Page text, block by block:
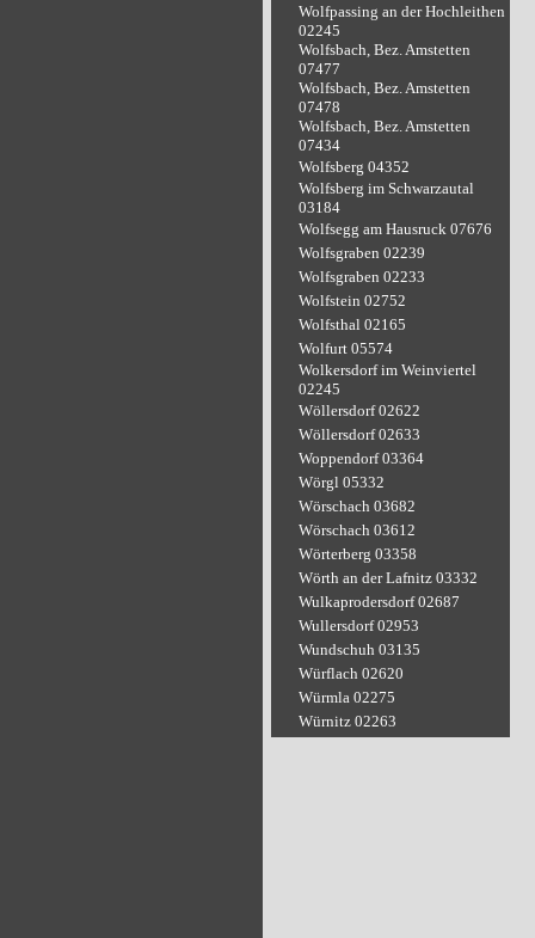
Wolfpassing an der Hochleithen
02245
Wolfsbach, Bez. Amstetten
07477
Wolfsbach, Bez. Amstetten
07478
Wolfsbach, Bez. Amstetten
07434
Wolfsberg 04352
Wolfsberg im Schwarzautal
03184
Wolfsegg am Hausruck 07676
Wolfsgraben 02239
Wolfsgraben 02233
Wolfstein 02752
Wolfsthal 02165
Wolfurt 05574
Wolkersdorf im Weinviertel
02245
Wöllersdorf 02622
Wöllersdorf 02633
Woppendorf 03364
Wörgl 05332
Wörschach 03682
Wörschach 03612
Wörterberg 03358
Wörth an der Lafnitz 03332
Wulkaprodersdorf 02687
Wullersdorf 02953
Wundschuh 03135
Würflach 02620
Würmla 02275
Würnitz 02263